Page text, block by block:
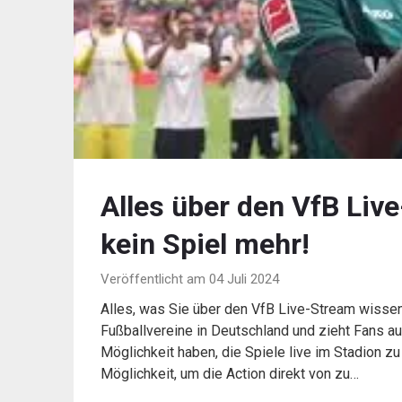
Alles über den VfB
kein Spiel mehr!
Veröffentlicht am 04 Juli 2024
Alles, was Sie über den VfB Live-Stream
Fußballvereine in Deutschland und zieht Fans
Möglichkeit haben, die Spiele live im Stadion
Möglichkeit, um die Action direkt von zu…